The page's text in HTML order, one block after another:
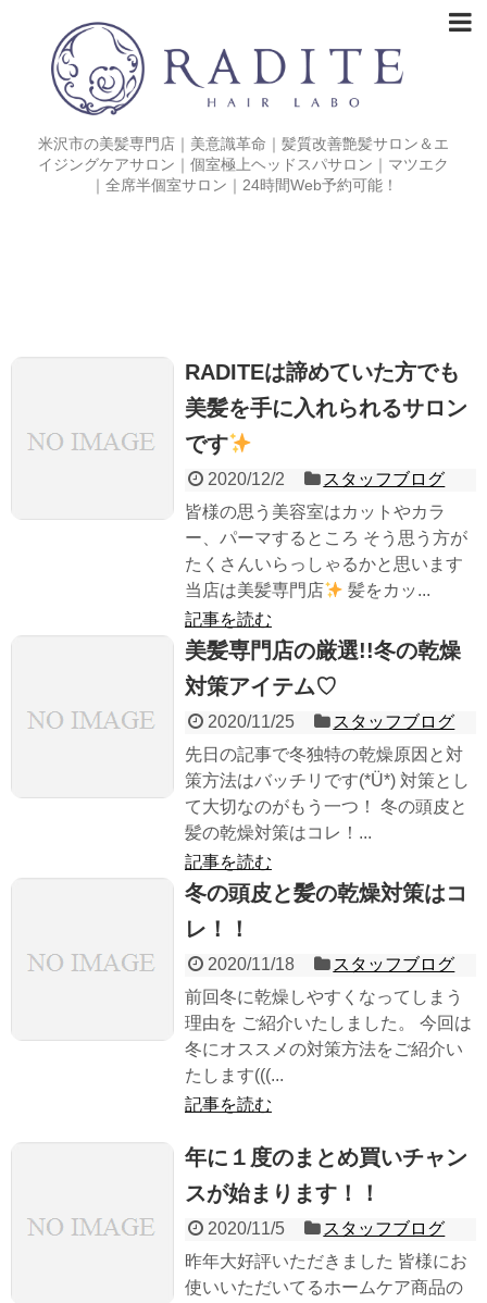
米沢市の美髪専門店｜美意識革命｜髪質改善艶髪サロン＆エ
イジングケアサロン｜個室極上ヘッドスパサロン｜マツエク
｜全席半個室サロン｜24時間Web予約可能！
RADITEは諦めていた方でも
美髪を手に入れられるサロン
です
2020/12/2
スタッフブログ
皆様の思う美容室はカットやカラ
ー、パーマするところ そう思う方が
たくさんいらっしゃるかと思います
当店は美髪専門店
髪をカッ...
記事を読む
美髪専門店の厳選!!冬の乾燥
対策アイテム♡
2020/11/25
スタッフブログ
先日の記事で冬独特の乾燥原因と対
策方法はバッチリです(*Ü*) 対策とし
て大切なのがもう一つ！ 冬の頭皮と
髪の乾燥対策はコレ！...
記事を読む
冬の頭皮と髪の乾燥対策はコ
レ！！
2020/11/18
スタッフブログ
前回冬に乾燥しやすくなってしまう
理由を ご紹介いたしました。 今回は
冬にオススメの対策方法をご紹介い
たします(((...
記事を読む
年に１度のまとめ買いチャン
スが始まります！！
2020/11/5
スタッフブログ
昨年大好評いただきました 皆様にお
使いいただいてるホームケア商品の